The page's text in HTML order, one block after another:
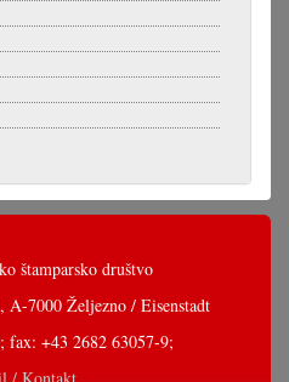
štamparsko društvo
A-7000 Željezno / Eisenstadt
fax: +43 2682 63057-9;